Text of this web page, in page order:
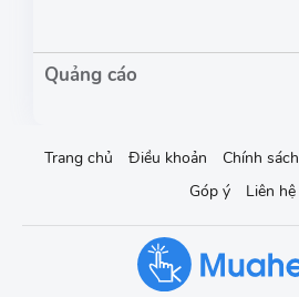
Trang chủ Điều khoản Chính sách
Góp ý
Liên hệ